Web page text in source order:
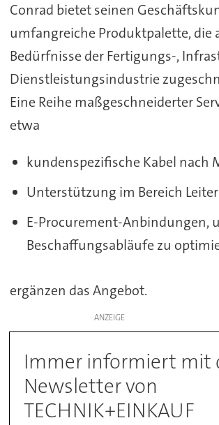
Conrad bietet seinen
umfangreiche Produktpalette, die
Bedürfnisse der Fertigungs-,
Dienstleistungsindustrie
Eine Reihe maßgeschneiderter
etwa
kundenspezifische Kabel nach
Unterstützung im Bereich
E-Procurement-Anbindungen,
Beschaffungsabläufe zu
ergänzen das Angebot.
ANZEIGE
Immer informiert mit
Newsletter von
TECHNIK+EINKAUF